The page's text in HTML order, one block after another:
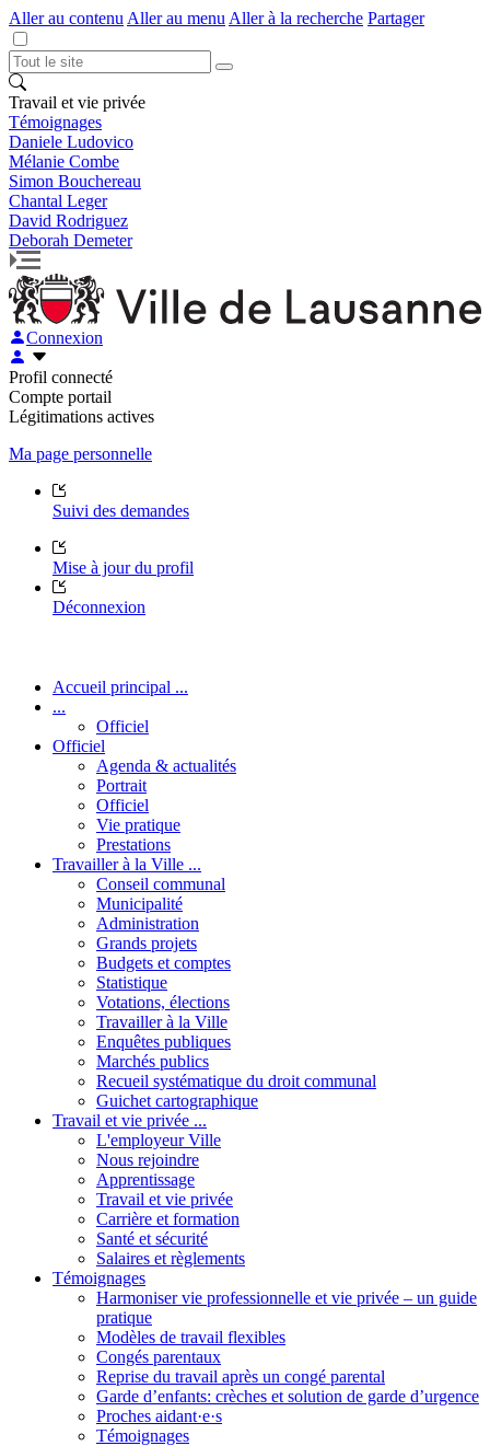
Aller au contenu Aller au menu Aller à la recherche Partager
Travail et vie privée
Témoignages
Daniele Ludovico
Mélanie Combe
Simon Bouchereau
Chantal Leger
David Rodriguez
Deborah Demeter
Connexion
Profil connecté
Compte portail
Légitimations actives
Ma page personnelle
Suivi des demandes
Mise à jour du profil
Déconnexion
Accueil principal ...
...
Officiel
Officiel
Agenda & actualités
Portrait
Officiel
Vie pratique
Prestations
Travailler à la Ville ...
Conseil communal
Municipalité
Administration
Grands projets
Budgets et comptes
Statistique
Votations, élections
Travailler à la Ville
Enquêtes publiques
Marchés publics
Recueil systématique du droit communal
Guichet cartographique
Travail et vie privée ...
L'employeur Ville
Nous rejoindre
Apprentissage
Travail et vie privée
Carrière et formation
Santé et sécurité
Salaires et règlements
Témoignages
Harmoniser vie professionnelle et vie privée – un guide
pratique
Modèles de travail flexibles
Congés parentaux
Reprise du travail après un congé parental
Garde d’enfants: crèches et solution de garde d’urgence
Proches aidant·e·s
Témoignages